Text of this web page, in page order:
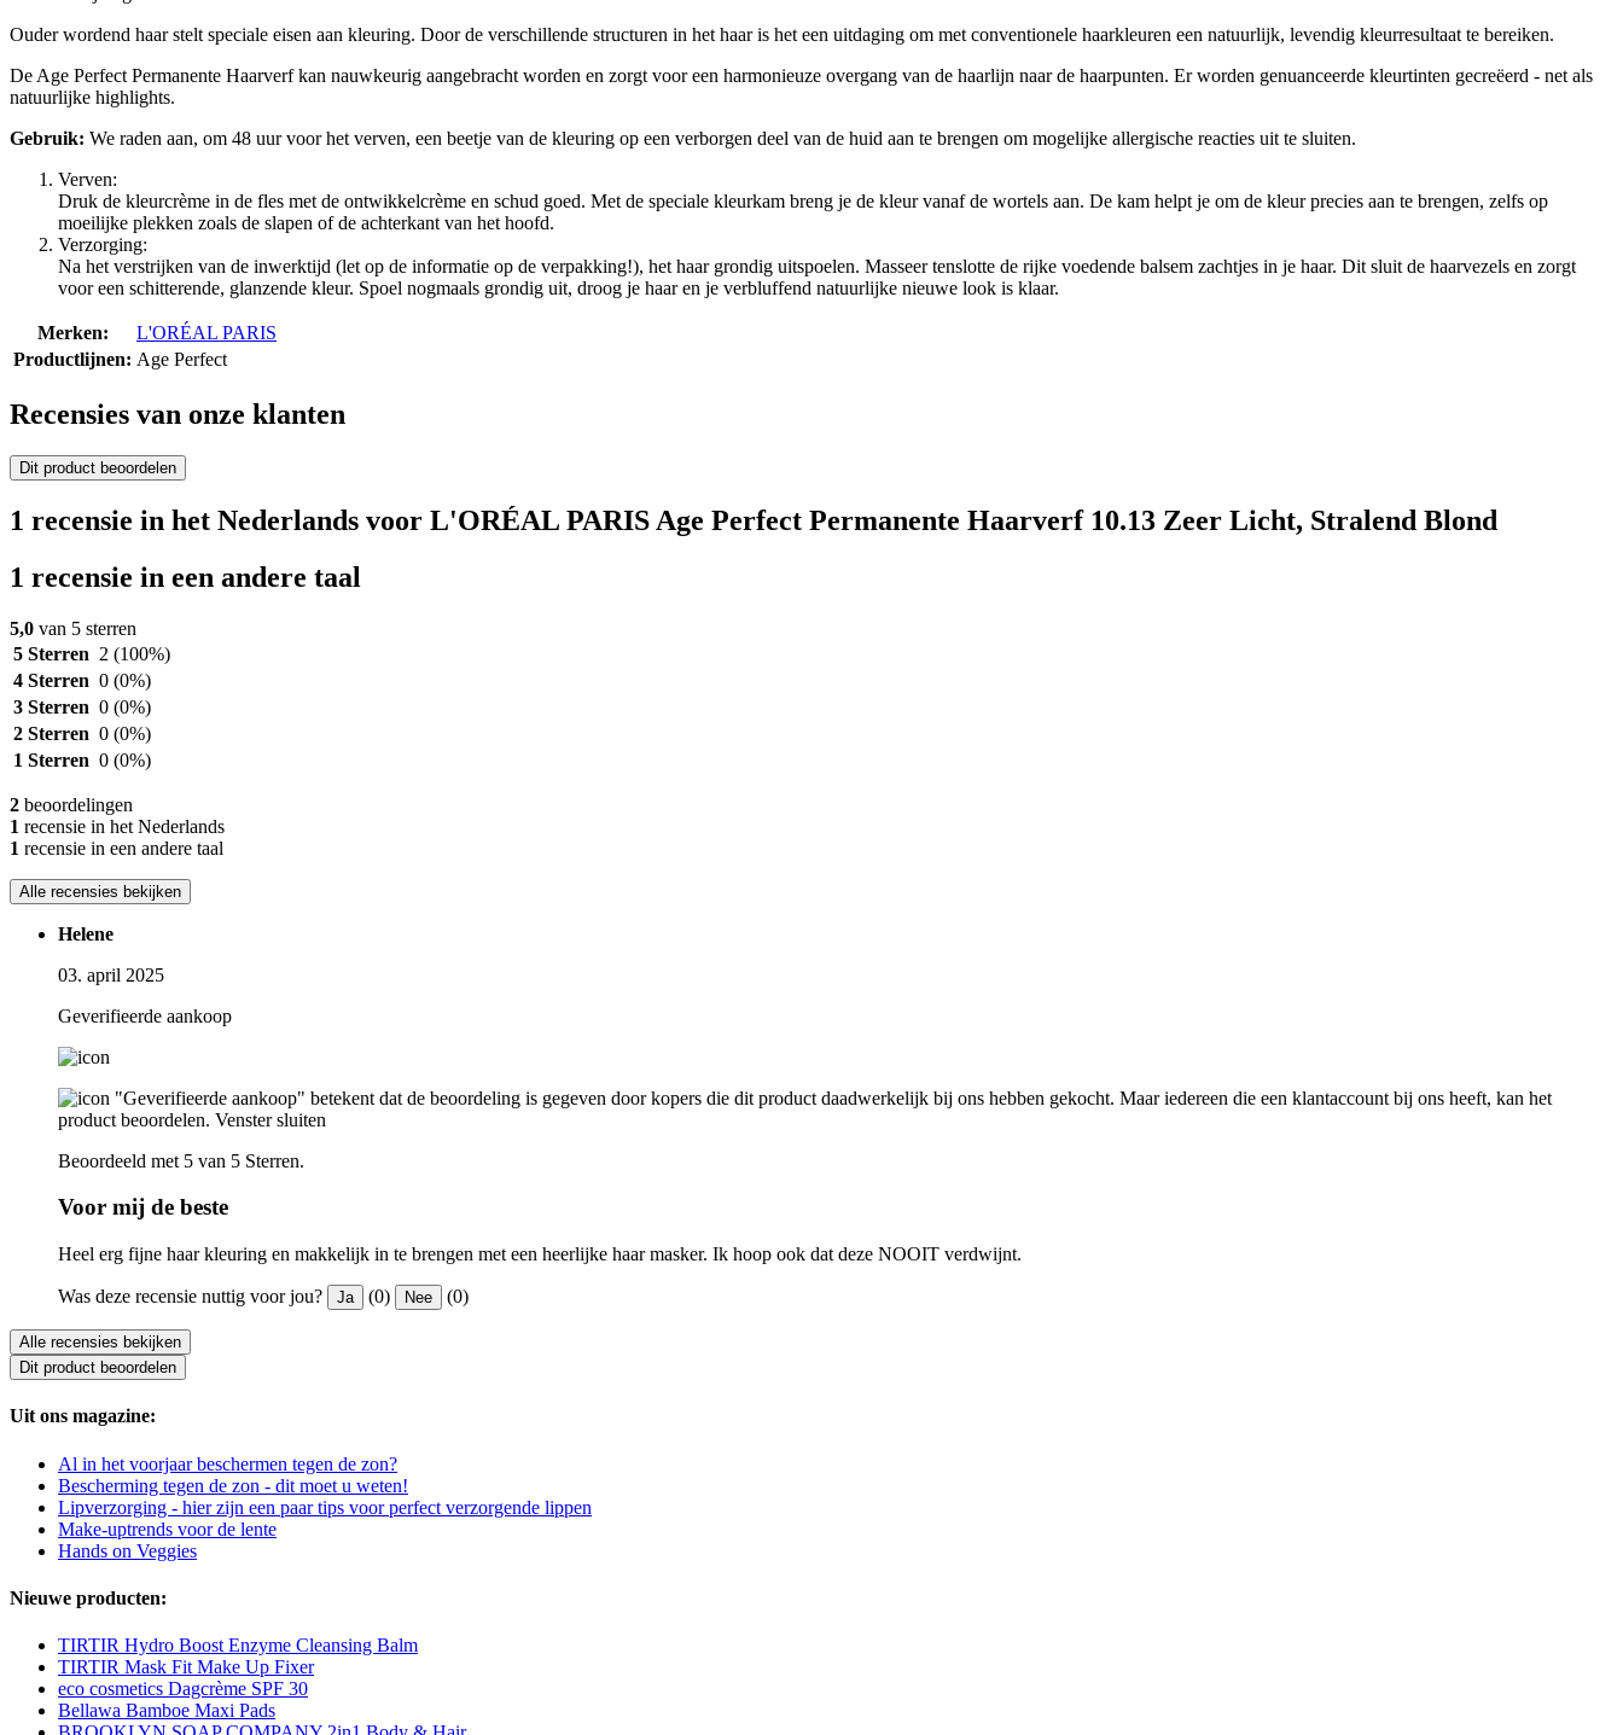
Ouder wordend haar stelt speciale eisen aan kleuring. Door de verschillende structuren in het haar is het een uitdaging om met conventionele haarkleuren een natuurlijk, levendig kleurresultaat te bereiken.
De Age Perfect Permanente Haarverf kan nauwkeurig aangebracht worden en zorgt voor een harmonieuze overgang van de haarlijn naar de haarpunten. Er worden genuanceerde kleurtinten gecreëerd - net als
natuurlijke highlights.
Gebruik: We raden aan, om 48 uur voor het verven, een beetje van de kleuring op een verborgen deel van de huid aan te brengen om mogelijke allergische reacties uit te sluiten.
Verven:
Druk de kleurcrème in de fles met de ontwikkelcrème en schud goed. Met de speciale kleurkam breng je de kleur vanaf de wortels aan. De kam helpt je om de kleur precies aan te brengen, zelfs op
moeilijke plekken zoals de slapen of de achterkant van het hoofd.
Verzorging:
Na het verstrijken van de inwerktijd (let op de informatie op de verpakking!), het haar grondig uitspoelen. Masseer tenslotte de rijke voedende balsem zachtjes in je haar. Dit sluit de haarvezels en zorgt
voor een schitterende, glanzende kleur. Spoel nogmaals grondig uit, droog je haar en je verbluffend natuurlijke nieuwe look is klaar.
Merken:
L'ORÉAL PARIS
Productlijnen: Age Perfect
Recensies van onze klanten
Dit product beoordelen
1 recensie in het Nederlands voor L'ORÉAL PARIS Age Perfect Permanente Haarverf 10.13 Zeer Licht, Stralend Blond
1 recensie in een andere taal
5,0 van 5 sterren
5 Sterren 2 (100%)
4 Sterren 0 (0%)
3 Sterren 0 (0%)
2 Sterren 0 (0%)
1 Sterren 0 (0%)
2 beoordelingen
1 recensie in het Nederlands
1 recensie in een andere taal
Alle recensies bekijken
Helene
03. april 2025
Geverifieerde aankoop
"Geverifieerde aankoop" betekent dat de beoordeling is gegeven door kopers die dit product daadwerkelijk bij ons hebben gekocht. Maar iedereen die een klantaccount bij ons heeft, kan het
product beoordelen. Venster sluiten
Beoordeeld met 5 van 5 Sterren.
Voor mij de beste
Heel erg fijne haar kleuring en makkelijk in te brengen met een heerlijke haar masker. Ik hoop ook dat deze NOOIT verdwijnt.
Was deze recensie nuttig voor jou? Ja (0) Nee (0)
Alle recensies bekijken
Dit product beoordelen
Uit ons magazine:
Al in het voorjaar beschermen tegen de zon?
Bescherming tegen de zon - dit moet u weten!
Lipverzorging - hier zijn een paar tips voor perfect verzorgende lippen
Make-uptrends voor de lente
Hands on Veggies
Nieuwe producten:
TIRTIR Hydro Boost Enzyme Cleansing Balm
TIRTIR Mask Fit Make Up Fixer
eco cosmetics Dagcrème SPF 30
Bellawa Bamboe Maxi Pads